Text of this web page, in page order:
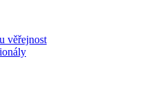
věřejnost